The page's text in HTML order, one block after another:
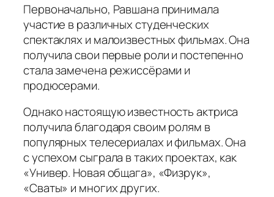
Первоначально, Равшана принимала
участие в различных студенческих
спектаклях и малоизвестных фильмах. Она
получила свои первые роли и постепенно
стала замечена режиссёрами и
продюсерами.
Однако настоящую известность актриса
получила благодаря своим ролям в
популярных телесериалах и фильмах. Она
с успехом сыграла в таких проектах, как
«Универ. Новая общага», «Физрук»,
«Сваты» и многих других.